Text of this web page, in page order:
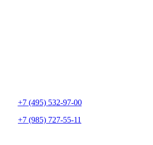
+7 (495) 532-97-00
+7 (985) 727-55-11